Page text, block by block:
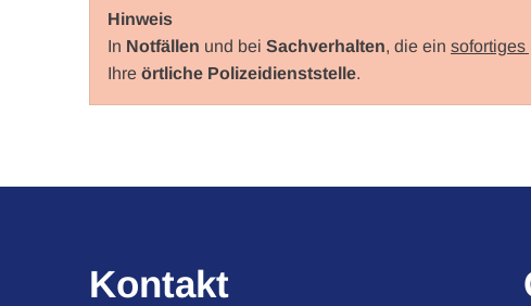
Hinweis
In Notfällen und bei Sachverhalten, die ein sofortiges
Ihre örtliche Polizeidienststelle.
Kontakt